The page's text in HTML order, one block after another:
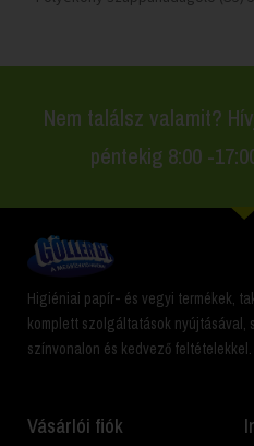
Nem találsz valamit?
péntekig 8:00 -
Higiéniai papír- és vegyi termékek,
komplett szolgáltatások nyújtásával,
színvonalon és kedvező feltételekkel.
Vásárlói fiók